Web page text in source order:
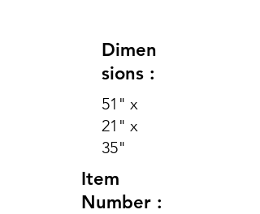
Dimen
sions :
51" x
21" x
35"
Item
Number :